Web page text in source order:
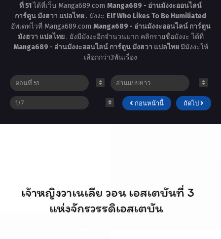
ที่ 51ได้ที่เว็บ Manga689.com Manga689 - อ่านมังงะออนไลน์
การ์ตูน มังฮวา แปลไทย . มังงะ Elf Who Likes To Be Humiliated
อัพเดทไวที่ Manga689.com Manga689 - อ่านมังงะออนไลน์ การ์ตูน
มังฮวา แปลไทย . ยังมีมังงะอีกจำนวนมาก คลิกรายชื่อมังงะ ได้ที่
Manga689 - อ่านมังงะออนไลน์ การ์ตูน มังฮวา แปลไทย มีมังงะให้
เลือกกว่า3พันเรื่อง
ก่อนหน้านี้ ถัดไป